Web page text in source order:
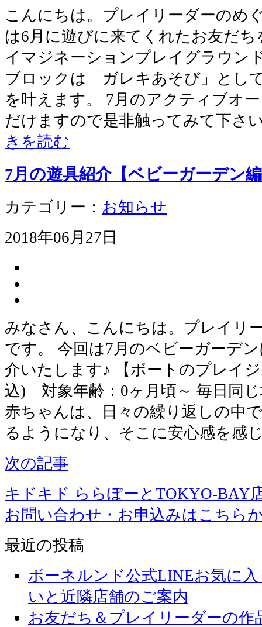
こんにちは。プレイリーダーのめ
は6月に遊びに来てくれたお友だ
イマジネーションプレイグラウン
ブロックは「ガレキあそび」とし
を叶えます。 7月のアクティブオ
だけますので是非触ってみて下さ
きを読む
7月の遊具紹介【ベビーガーデン
カテゴリー： お知らせ
2018年06月27日
みなさん、こんにちは。プレイリ
です。 今回は7月のベビーガーデ
介いたします♪ 【ボートのプレイ
込) 対象年齢：0ヶ月頃～ 毎日同
赤ちゃんは、日々の繰り返しの中
るようになり、そこに安心感を感
次の記事
キドキド ららぽーとTOKYO-BAY
お問い合わせ・お申込みはこちら
最近の投稿
ボーネルンド公式LINEお気に
いと近隣店舗のご案内
お友だち＆プレイリーダーの作